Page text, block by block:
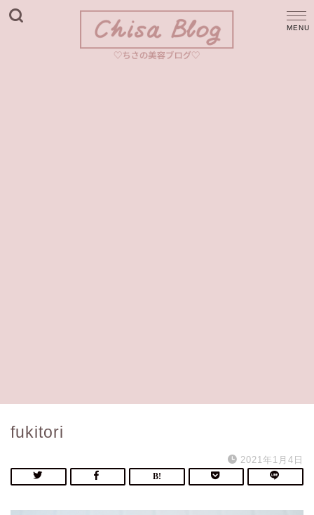
fukitori
2021年1月4日